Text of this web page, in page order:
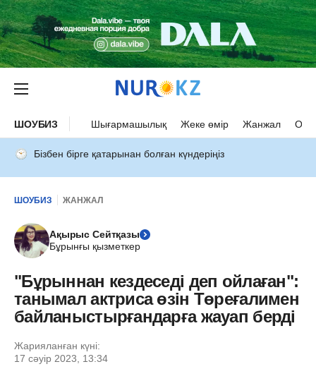
ШОУБИЗ Шығармашылық Жеке өмір Жанжал
Бізбен бірге қатарынан болған күндеріңіз
ШОУБИЗ ЖАНЖАЛ
Ақырыс Сейтқазы
Бұрынғы қызметкер
"Бұрыннан кездеседі деп ойлаған":
танымал актриса өзін Төреғалимен
байланыстырғандарға жауап берді
Жарияланған күні:
17 сәуір 2023, 13:34